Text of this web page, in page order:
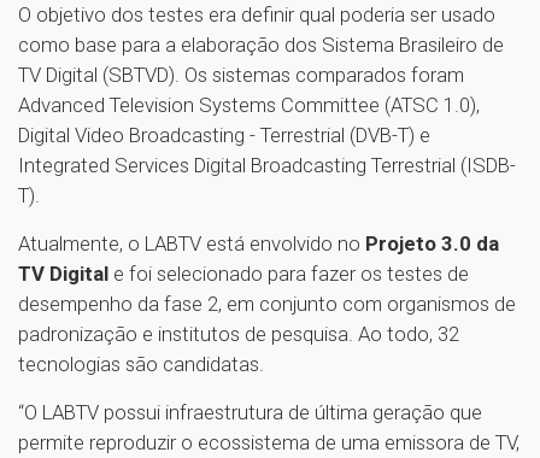
O objetivo dos testes era definir qual poderia ser usado
como base para a elaboração dos Sistema Brasileiro de
TV Digital (SBTVD). Os sistemas comparados foram
Advanced Television Systems Committee (ATSC 1.0),
Digital Video Broadcasting - Terrestrial (DVB-T) e
Integrated Services Digital Broadcasting Terrestrial (ISDB-
T).
Atualmente, o LABTV está envolvido no Projeto 3.0 da
TV Digital e foi selecionado para fazer os testes de
desempenho da fase 2, em conjunto com organismos de
padronização e institutos de pesquisa. Ao todo, 32
tecnologias são candidatas.
“O LABTV possui infraestrutura de última geração que
permite reproduzir o ecossistema de uma emissora de TV,